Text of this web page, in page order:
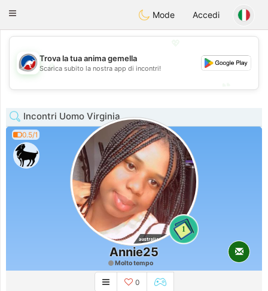
AustraliaChat
Toggle
Mode Accedi
💖
💕
Trova la tua anima gemella
Scarica subito la nostra app di incontri!
Incontri Uomo Virginia
0.5/1
1
Annie25
Molto tempo
0